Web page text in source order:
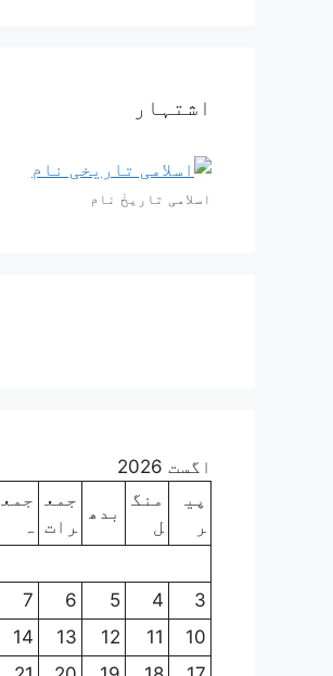
اشتہار
اسلامی تاریخٰ نام
اگست 2026
پی
ر
منگ
ل
بدھ
جمع
رات
جمع
ہ
3
4
5
6
7
10
11
12
13
14